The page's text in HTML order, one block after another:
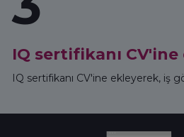
IQ sertifikanı CV'ine
IQ sertifikanı CV'ine ekleyerek, iş